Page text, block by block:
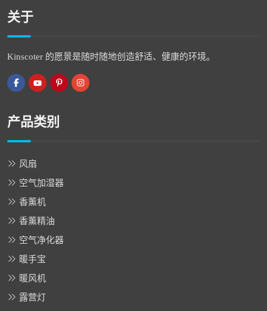
关于
Kinscoter 的愿景是随时随地创造舒适、健康的环境。
产品类别
风扇
空气加湿器
香薰机
香薰精油
空气净化器
暖手宝
暖风机
露营灯